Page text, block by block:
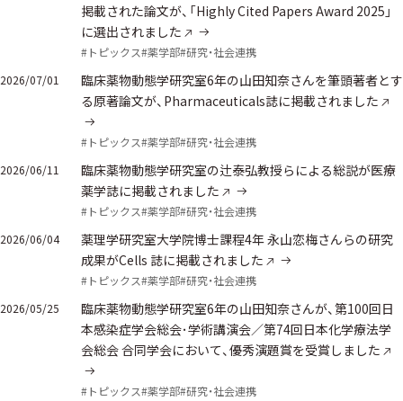
掲載された論文が、「Highly Cited Papers Award 2025」
に選出されました
#トピックス#薬学部#研究・社会連携
2026/07/01
臨床薬物動態学研究室6年の山田知奈さんを筆頭著者とす
る原著論文が、Pharmaceuticals誌に掲載されました
#トピックス#薬学部#研究・社会連携
2026/06/11
臨床薬物動態学研究室の辻泰弘教授らによる総説が医療
薬学誌に掲載されました
#トピックス#薬学部#研究・社会連携
2026/06/04
薬理学研究室大学院博士課程4年 永山恋梅さんらの研究
成果がCells 誌に掲載されました
#トピックス#薬学部#研究・社会連携
2026/05/25
臨床薬物動態学研究室6年の山田知奈さんが、第100回日
本感染症学会総会･学術講演会／第74回日本化学療法学
会総会 合同学会において、優秀演題賞を受賞しました
#トピックス#薬学部#研究・社会連携